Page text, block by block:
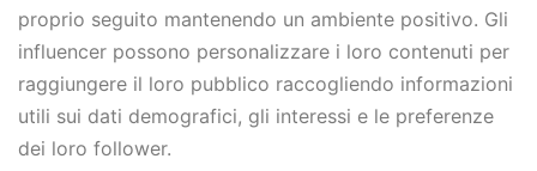
proprio seguito mantenendo un ambiente positivo. Gli
influencer possono personalizzare i loro contenuti per
raggiungere il loro pubblico raccogliendo informazioni
utili sui dati demografici, gli interessi e le preferenze
dei loro follower.